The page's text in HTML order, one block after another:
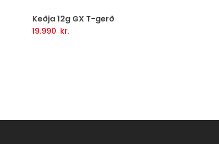
Keðja 12g GX T-gerð
19.990kr.
Setja Í Körfu